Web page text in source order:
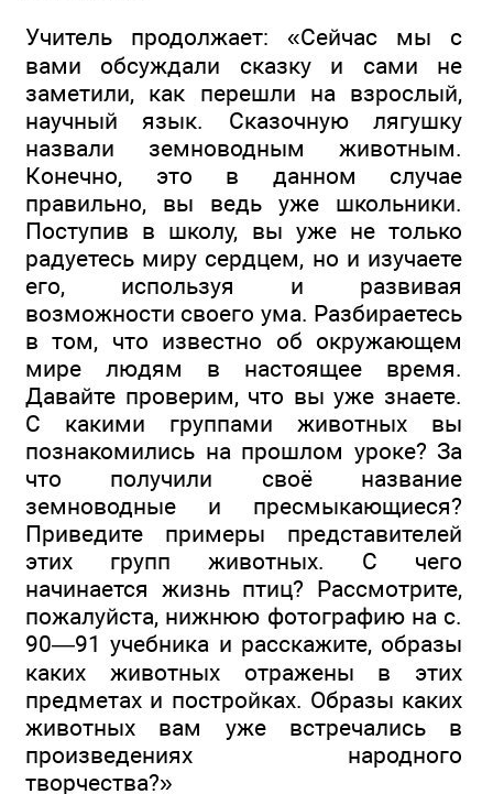
Учитель продолжает: «Сейчас мы с
вами обсуждали сказку и сами не
заметили, как перешли на взрослый,
научный язык. Сказочную лягушку
назвали земноводным животным.
Конечно, это в данном случае
правильно, вы ведь уже школьники.
Поступив в школу, вы уже не только
радуетесь миру сердцем, но и изучаете
его, используя и развивая
возможности своего ума. Разбираетесь
в том, что известно об окружающем
мире людям в настоящее время.
Давайте проверим, что вы уже знаете.
С какими группами животных вы
познакомились на прошлом уроке? За
что получили своё название
земноводные и пресмыкающиеся?
Приведите примеры представителей
этих групп животных. С чего
начинается жизнь птиц? Рассмотрите,
пожалуйста, нижнюю фотографию на с.
90—91 учебника и расскажите, образы
каких животных отражены в этих
предметах и постройках. Образы каких
животных вам уже встречались в
произведениях народного
творчества?»